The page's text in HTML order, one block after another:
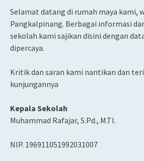
Selamat datang di rumah maya kami,
Pangkalpinang. Berbagai informasi
sekolah kami sajikan disini dengan
dipercaya.
Kritik dan saran kami nantikan dan
kunjungannya
Kepala Sekolah
Muhammad Rafajar, S.Pd., M.TI.
NIP. 196911051992031007